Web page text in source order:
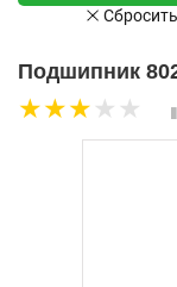
Подшипник